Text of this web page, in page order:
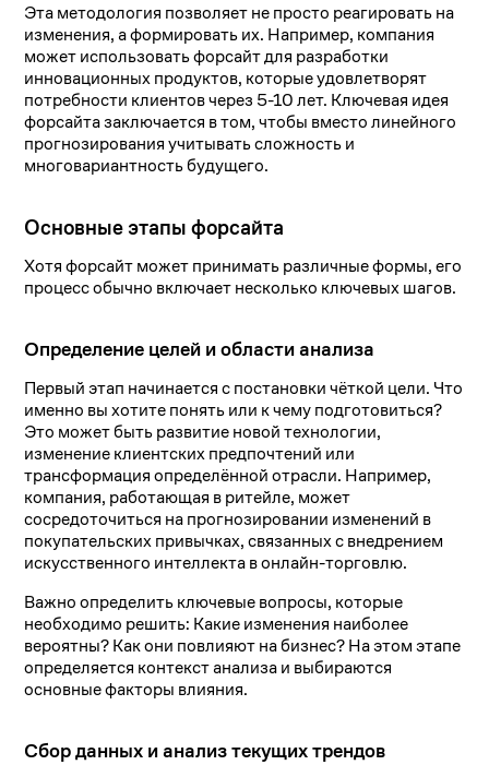
Эта методология позволяет не просто реагировать на
изменения, а формировать их. Например, компания
может использовать форсайт для разработки
инновационных продуктов, которые удовлетворят
потребности клиентов через 5-10 лет. Ключевая идея
форсайта заключается в том, чтобы вместо линейного
прогнозирования учитывать сложность и
многовариантность будущего.
Основные этапы форсайта
Хотя форсайт может принимать различные формы, его
процесс обычно включает несколько ключевых шагов.
Определение целей и области анализа
Первый этап начинается с постановки чёткой цели. Что
именно вы хотите понять или к чему подготовиться?
Это может быть развитие новой технологии,
изменение клиентских предпочтений или
трансформация определённой отрасли. Например,
компания, работающая в ритейле, может
сосредоточиться на прогнозировании изменений в
покупательских привычках, связанных с внедрением
искусственного интеллекта в онлайн-торговлю.
Важно определить ключевые вопросы, которые
необходимо решить: Какие изменения наиболее
вероятны? Как они повлияют на бизнес? На этом этапе
определяется контекст анализа и выбираются
основные факторы влияния.
Сбор данных и анализ текущих трендов